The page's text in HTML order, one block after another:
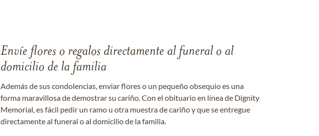
Envíe flores o regalos directamente al funeral o al
domicilio de la familia
Además de sus condolencias, enviar flores o un pequeño obsequio es una
forma maravillosa de demostrar su cariño. Con el obituario en línea de Dignity
Memorial, es fácil pedir un ramo u otra muestra de cariño y que se entregue
directamente al funeral o al domicilio de la familia.